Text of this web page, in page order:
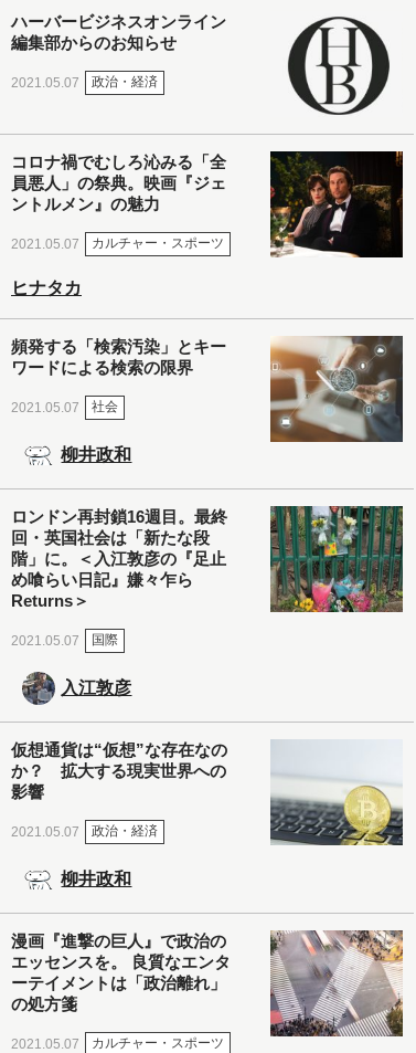
ハーバービジネスオンライン
編集部からのお知らせ
2021.05.07 政治・経済
コロナ禍でむしろ沁みる「全
員悪人」の祭典。映画『ジェ
ントルメン』の魅力
2021.05.07 カルチャー・スポーツ
ヒナタカ
頻発する「検索汚染」とキー
ワードによる検索の限界
2021.05.07 社会
柳井政和
ロンドン再封鎖16週目。最終
回・英国社会は「新たな段
階」に。＜入江敦彦の『足止
め喰らい日記』嫌々乍ら
Returns＞
2021.05.07 国際
入江敦彦
仮想通貨は“仮想”な存在なの
か？ 拡大する現実世界への
影響
2021.05.07 政治・経済
柳井政和
漫画『進撃の巨人』で政治の
エッセンスを。 良質なエンタ
ーテイメントは「政治離れ」
の処方箋
2021.05.07 カルチャー・スポーツ